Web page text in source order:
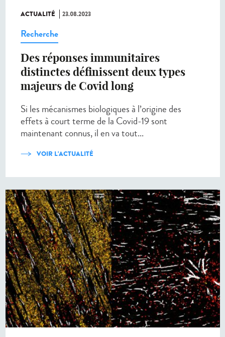
ACTUALITÉ 23.08.2023
Recherche
Des réponses immunitaires
distinctes définissent deux types
majeurs de Covid long
Si les mécanismes biologiques à l’origine des
effets à court terme de la Covid-19 sont
maintenant connus, il en va tout...
VOIR L'ACTUALITÉ